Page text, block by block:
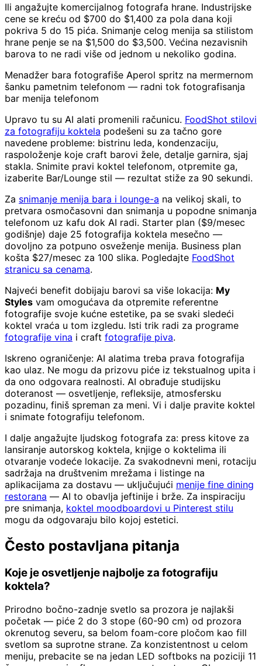
Ili angažujte komercijalnog fotografa hrane. Industrijske
cene se kreću od $700 do $1,400 za pola dana koji
pokriva 5 do 15 pića. Snimanje celog menija sa stilistom
hrane penje se na $1,500 do $3,500. Većina nezavisnih
barova to ne radi više od jednom u nekoliko godina.
Menadžer bara fotografiše Aperol spritz na mermernom
šanku pametnim telefonom — radni tok fotografisanja
bar menija telefonom
Upravo tu su AI alati promenili računicu. FoodShot stilovi
za fotografiju koktela podešeni su za tačno gore
navedene probleme: bistrinu leda, kondenzaciju,
raspoloženje koje craft barovi žele, detalje garnira, sjaj
stakla. Snimite pravi koktel telefonom, otpremite ga,
izaberite Bar/Lounge stil — rezultat stiže za 90 sekundi.
Za snimanje menija bara i lounge-a na velikoj skali, to
pretvara osmočasovni dan snimanja u popodne snimanja
telefonom uz kafu dok AI radi. Starter plan ($9/mesec
godišnje) daje 25 fotografija koktela mesečno —
dovoljno za potpuno osveženje menija. Business plan
košta $27/mesec za 100 slika. Pogledajte FoodShot
stranicu sa cenama.
Najveći benefit dobijaju barovi sa više lokacija: My
Styles vam omogućava da otpremite referentne
fotografije svoje kućne estetike, pa se svaki sledeći
koktel vraća u tom izgledu. Isti trik radi za programe
fotografije vina i craft fotografije piva.
Iskreno ograničenje: AI alatima treba prava fotografija
kao ulaz. Ne mogu da prizovu piće iz tekstualnog upita i
da ono odgovara realnosti. AI obrađuje studijsku
doteranost — osvetljenje, refleksije, atmosfersku
pozadinu, finiš spreman za meni. Vi i dalje pravite koktel
i snimate fotografiju telefonom.
I dalje angažujte ljudskog fotografa za: press kitove za
lansiranje autorskog koktela, knjige o koktelima ili
otvaranje vodeće lokacije. Za svakodnevni meni, rotaciju
sadržaja na društvenim mrežama i listinge na
aplikacijama za dostavu — uključujući menije fine dining
restorana — AI to obavlja jeftinije i brže. Za inspiraciju
pre snimanja, koktel moodboardovi u Pinterest stilu
mogu da odgovaraju bilo kojoj estetici.
Često postavljana pitanja
Koje je osvetljenje najbolje za fotografiju
koktela?
Prirodno bočno-zadnje svetlo sa prozora je najlakši
početak — piće 2 do 3 stope (60-90 cm) od prozora
okrenutog severu, sa belom foam-core pločom kao fill
svetlom sa suprotne strane. Za konzistentnost u celom
meniju, prebacite se na jedan LED softboks na poziciji 11